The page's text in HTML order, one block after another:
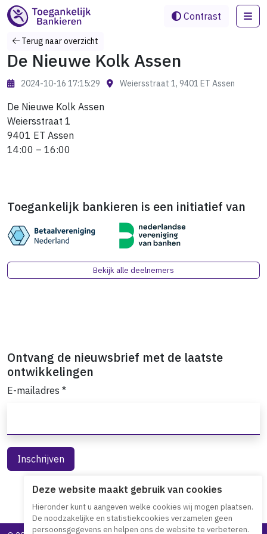
Contrast
Terug naar overzicht
De Nieuwe Kolk Assen
2024-10-16 17:15:29 Weiersstraat 1, 9401 ET Assen
De Nieuwe Kolk Assen
Weiersstraat 1
9401 ET Assen
14:00 – 16:00
Toegankelijk bankieren is een initiatief van
Bekijk alle deelnemers
Ontvang de nieuwsbrief met de laatste
ontwikkelingen
E-mailadres *
Deze website maakt gebruik van cookies
Hieronder kunt u aangeven welke cookies wij mogen plaatsen.
De noodzakelijke en statistiekcookies verzamelen geen
persoonsgegevens en helpen ons de website te verbeteren.